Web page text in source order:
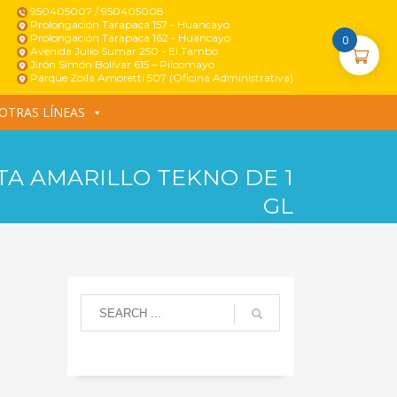
950405007 / 950405008
Prolongación Tarapaca 157 - Huancayo
Prolongación Tarapaca 162 - Huancayo
Avenida Julio Sumar 250 - El Tambo
Jirón Simón Bolívar 615 – Pilcomayo
Parque Zoila Amoretti 507 (Oficina Administrativa)
LÍNEAS
AMARILLO TEKNO DE 1
GL
0